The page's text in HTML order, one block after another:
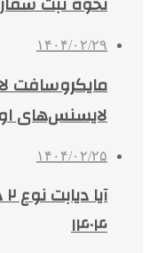
۱۴۰۴/۰۲/۲۹
مایکروسافت
لایسنس‌های
۱۴۰۴/۰۲/۲۵
۱۴۰۴